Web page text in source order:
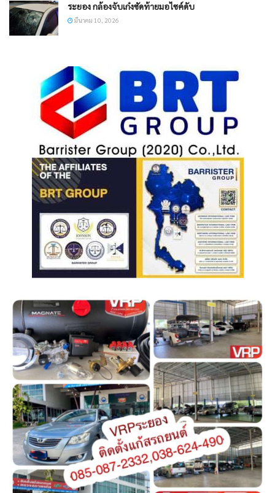
ระยอง กล้องจับเก๋งซัดท้ายมอไซค์ดับ
มีนาคม 10, 2026